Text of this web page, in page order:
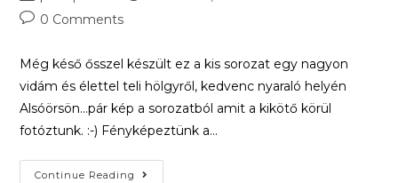
0 Comments
Még késő ősszel készült ez a kis sorozat egy nagyon
vidám és élettel teli hölgyről, kedvenc nyaraló helyén
Alsóörsön...pár kép a sorozatból amit a kikötő körül
fotóztunk. :-) Fényképeztünk a…
Continue Reading